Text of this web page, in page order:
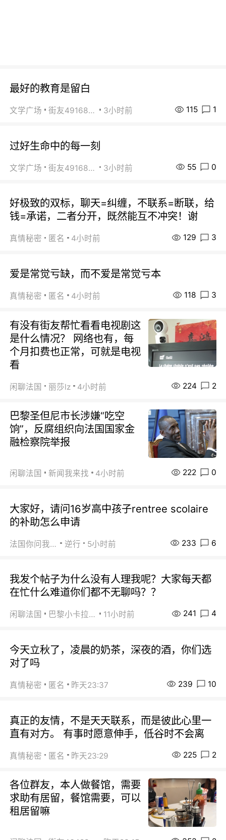
最好的教育是留白
文学广场 街友49168527 3小时前 115 1
过好生命中的每一刻
文学广场 街友49168527 3小时前 55 0
好极致的双标，聊天=纠缠，不联系=断联，给
钱=承诺，二者分开，既然能互不冲突！谢
真情秘密 匿名 4小时前 129 3
爱是常觉亏缺，而不爱是常觉亏本
真情秘密 匿名 4小时前 118 3
有没有街友帮忙看看电视剧这
是什么情况？ 网络也有，每
个月扣费也正常，可就是电视
看
闲聊法国 丽莎lz 4小时前 224 2
巴黎圣但尼市长涉嫌“吃空
饷”，反腐组织向法国国家金
融检察院举报
闲聊法国 新闻我来找 4小时前 222 0
大家好，请问16岁高中孩子rentree scolaire
的补助怎么申请
法国你问我答 逆行 5小时前 233 6
我发个帖子为什么没有人理我呢？大家每天都
在忙什么难道你们都不无聊吗？？
闲聊法国 巴黎小卡拉咪 11小时前 241 4
今天立秋了，凌晨的奶茶，深夜的酒，你们选
对了吗
真情秘密 匿名 昨天23:37 239 10
真正的友情，不是天天联系，而是彼此心里一
直有对方。 有事时愿意伸手，低谷时不会离
真情秘密 匿名 昨天23:29 225 2
各位群友，本人做餐馆，需要
求助有居留，餐馆需要，可以
租居留嘛